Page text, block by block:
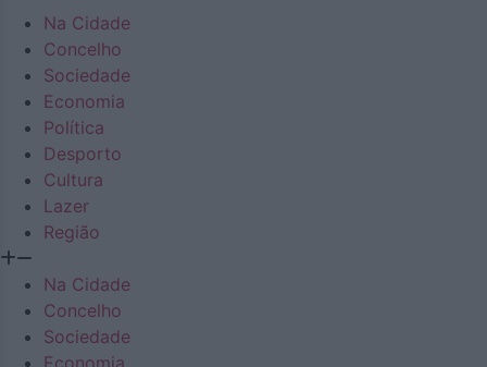
Na Cidade
Concelho
Sociedade
Economia
Política
Desporto
Cultura
Lazer
Região
Na Cidade
Concelho
Sociedade
Economia